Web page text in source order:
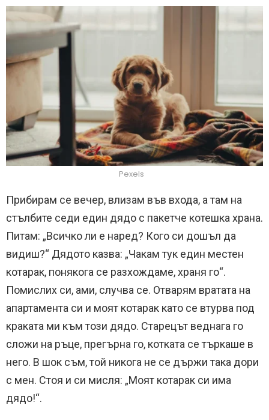
Pexels
Прибирам се вечер, влизам във входа, а там на
стълбите седи един дядо с пакетче котешка храна.
Питам: „Всичко ли е наред? Кого си дошъл да
видиш?“ Дядото казва: „Чакам тук един местен
котарак, понякога се разхождаме, храня го“.
Помислих си, ами, случва се. Отварям вратата на
апартамента си и моят котарак като се втурва под
краката ми към този дядо. Старецът веднага го
сложи на ръце, прегърна го, котката се търкаше в
него. В шок съм, той никога не се държи така дори
с мен. Стоя и си мисля: „Моят котарак си има
дядо!“.